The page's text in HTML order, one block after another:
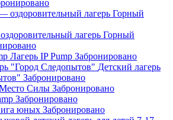
лагерь Горный
Лагерь IP Pump Забронировано
Детский лагерь
Забронировано
Силы Забронировано
Забронировано
юных Забронировано